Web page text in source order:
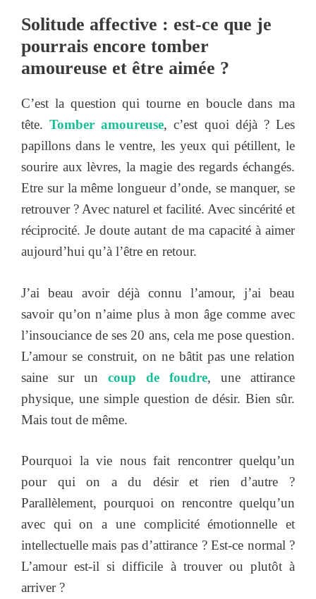
Solitude affective : est-ce que je
pourrais encore tomber
amoureuse et être aimée ?
C’est la question qui tourne en boucle dans ma
tête.Tomber amoureuse, c’est quoi déjà ? Les
papillons dans le ventre, les yeux qui pétillent, le
sourire aux lèvres, la magie des regards échangés.
Etre sur la même longueur d’onde, se manquer, se
retrouver ? Avec naturel et facilité. Avec sincérité et
réciprocité. Je doute autant de ma capacité à aimer
aujourd’hui qu’à l’être en retour.
J’ai beau avoir déjà connu l’amour, j’ai beau
savoir qu’on n’aime plus à mon âge comme avec
l’insouciance de ses 20 ans, cela me pose question.
L’amour se construit, on ne bâtit pas une relation
saine sur un coup de foudre, une attirance
physique, une simple question de désir. Bien sûr.
Mais tout de même.
Pourquoi la vie nous fait rencontrer quelqu’un
pour qui on a du désir et rien d’autre ?
Parallèlement, pourquoi on rencontre quelqu’un
avec qui on a une complicité émotionnelle et
intellectuelle mais pas d’attirance ? Est-ce normal ?
L’amour est-il si difficile à trouver ou plutôt à
arriver ?